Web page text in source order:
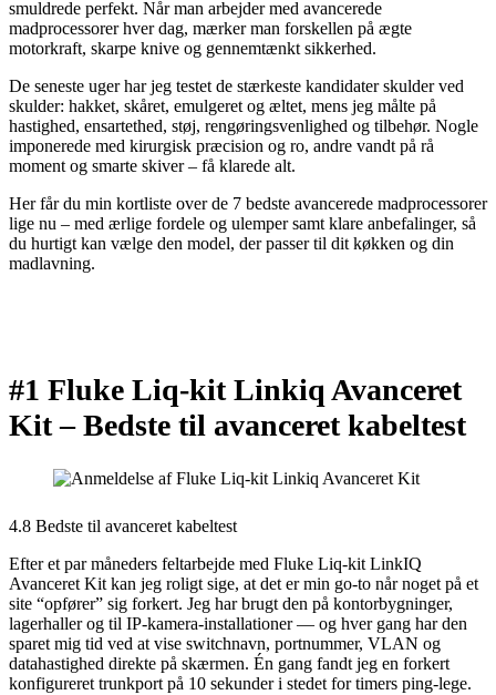
smuldrede perfekt. Når man arbejder med avancerede
madprocessorer hver dag, mærker man forskellen på ægte
motorkraft, skarpe knive og gennemtænkt sikkerhed.
De seneste uger har jeg testet de stærkeste kandidater skulder ved
skulder: hakket, skåret, emulgeret og æltet, mens jeg målte på
hastighed, ensartethed, støj, rengøringsvenlighed og tilbehør. Nogle
imponerede med kirurgisk præcision og ro, andre vandt på rå
moment og smarte skiver – få klarede alt.
Her får du min kortliste over de 7 bedste avancerede madprocessorer
lige nu – med ærlige fordele og ulemper samt klare anbefalinger, så
du hurtigt kan vælge den model, der passer til dit køkken og din
madlavning.
#1 Fluke Liq-kit Linkiq Avanceret
Kit –Bedste til avanceret kabeltest
4.8 Bedste til avanceret kabeltest
Efter et par måneders feltarbejde med Fluke Liq-kit LinkIQ
Avanceret Kit kan jeg roligt sige, at det er min go-to når noget på et
site “opfører” sig forkert. Jeg har brugt den på kontorbygninger,
lagerhaller og til IP-kamera-installationer — og hver gang har den
sparet mig tid ved at vise switchnavn, portnummer, VLAN og
datahastighed direkte på skærmen. Én gang fandt jeg en forkert
konfigureret trunkport på 10 sekunder i stedet for timers ping-lege.